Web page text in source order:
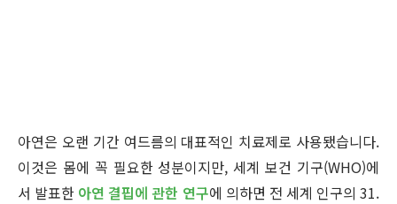
아연은 오랜 기간 여드름의 대표적인 치료제로 사용됐습니다.
이것은 몸에 꼭 필요한 성분이지만, 세계 보건 기구(WHO)에
서 발표한 아연 결핍에 관한 연구에 의하면 전 세계 인구의 31.